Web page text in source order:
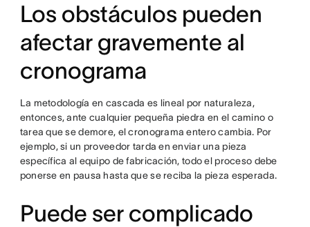
Los obstáculos pueden
afectar gravemente al
cronograma
La metodología en cascada es lineal por naturaleza,
entonces, ante cualquier pequeña piedra en el camino o
tarea que se demore, el cronograma entero cambia. Por
ejemplo, si un proveedor tarda en enviar una pieza
específica al equipo de fabricación, todo el proceso debe
ponerse en pausa hasta que se reciba la pieza esperada.
Puede ser complicado